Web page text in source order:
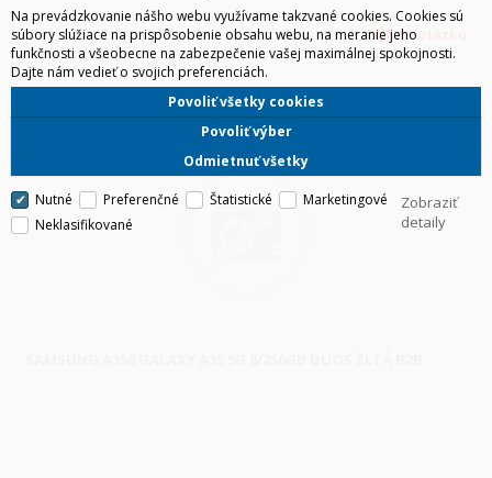
HLS
Na prevádzkovanie nášho webu využívame takzvané cookies. Cookies sú
súbory slúžiace na prispôsobenie obsahu webu, na meranie jeho
funkčnosti a všeobecne na zabezpečenie vašej maximálnej spokojnosti.
Dajte nám vedieť o svojich preferenciách.
Odmietnuť všetky
Povoliť výber
Povoliť všetky cookies
Nutné Preferenčné Štatistické
Marketingové
Neklasifikované
Zobraziť
detaily